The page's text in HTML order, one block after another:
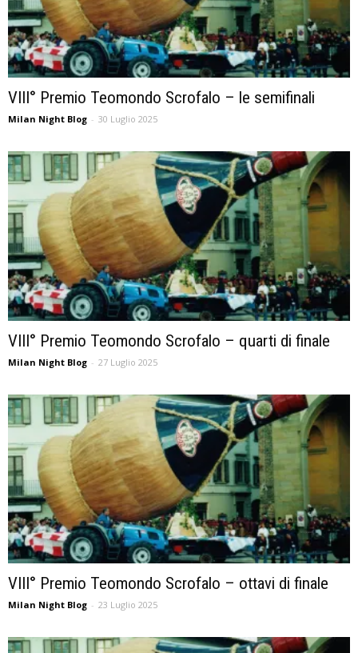
VIII° Premio Teomondo Scrofalo – le semifinali
Milan Night Blog - 30 Luglio 2025
VIII° Premio Teomondo Scrofalo – quarti di finale
Milan Night Blog - 27 Luglio 2025
VIII° Premio Teomondo Scrofalo – ottavi di finale
Milan Night Blog - 23 Luglio 2025